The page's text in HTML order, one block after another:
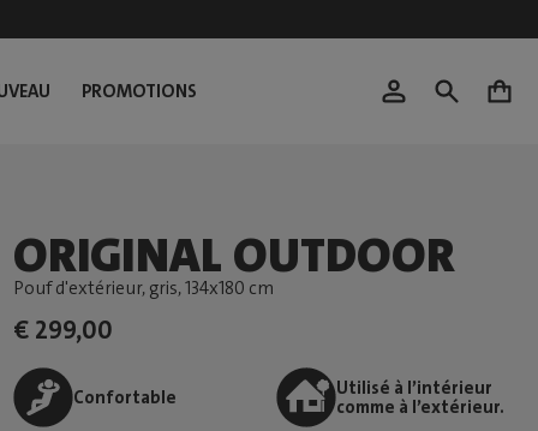
PROMOTIONS 0
ORIGINAL OUTDOOR
Pouf d'extérieur, gris, 134x180 cm
€ 299,00
Confortable
Utilisé à l’intérieur
comme à l’extérieur.